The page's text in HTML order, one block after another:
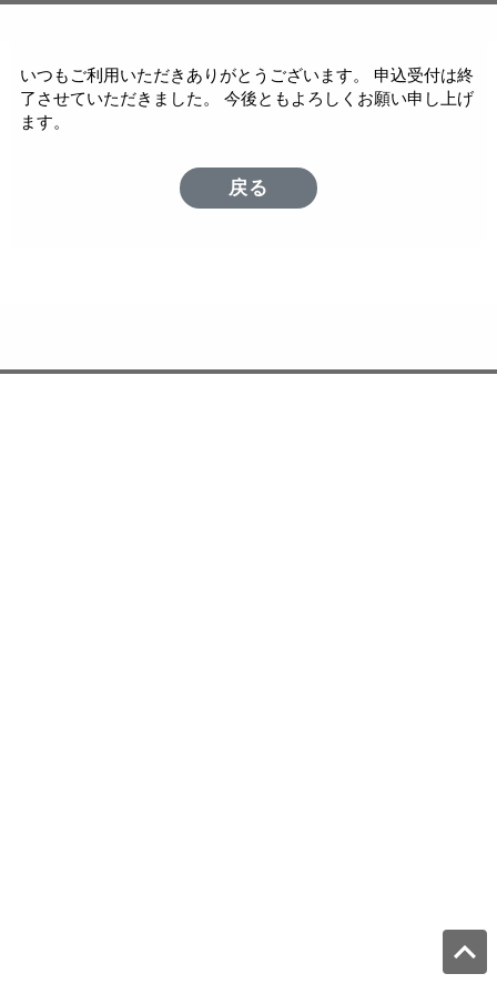
いつもご利用いただきありがとうございます。 申込受付は終
了させていただきました。 今後ともよろしくお願い申し上げ
ます。
戻る